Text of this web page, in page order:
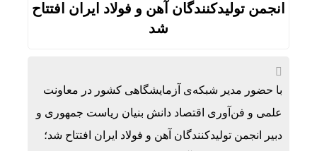
انجمن‌ تولیدکنندگان آهن و فولاد ایران افتتاح
شد
با حضور مدیر شبکه‌ی آزمایشگاهی کشور در معاونت
علمی و فن‌آوری اقتصاد دانش بنیان ریاست جمهوری و
دبیر انجمن‌ تولیدکنندگان آهن و فولاد ایران افتتاح شد؛